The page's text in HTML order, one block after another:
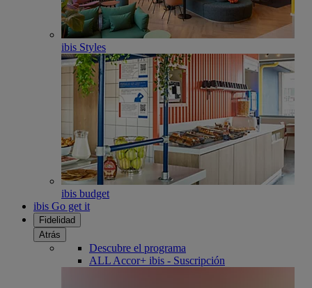
ibis Styles
ibis budget
ibis Go get it
Fidelidad
Atrás
Descubre el programa
ALL Accor+ ibis - Suscripción